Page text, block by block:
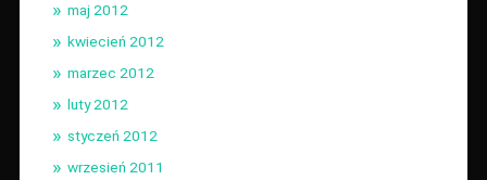
maj 2012
kwiecień 2012
marzec 2012
luty 2012
styczeń 2012
wrzesień 2011